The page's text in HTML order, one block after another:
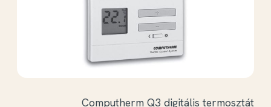
Computherm Q3 digitális termosztát